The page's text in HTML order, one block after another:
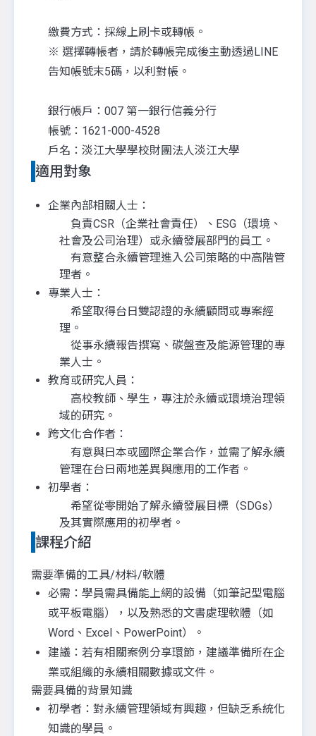
繳費方式：採線上刷卡或轉帳。
※ 選擇轉帳者，請於轉帳完成後主動透過LINE
告知帳號末5碼，以利對帳。
銀行帳戶：007 第一銀行信義分行
帳號：1621-000-4528
戶名：淡江大學學校財團法人淡江大學
適用對象
企業內部相關人士：
負責CSR（企業社會責任）、ESG（環境、
社會及公司治理）或永續發展部門的員工。
有意整合永續管理進入公司策略的中高階管
理者。
專業人士：
希望取得台日雙認證的永續顧問或專案經
理。
從事永續報告撰寫、碳盤查及能源管理的專
業人士。
教育或研究人員：
高校教師、學生，專注於永續或環境治理領
域的研究。
跨文化合作者：
有意與日本或國際企業合作，並需了解永續
管理在台日兩地差異與應用的工作者。
初學者：
希望從零開始了解永續發展目標（SDGs）
及其實際應用的初學者。
課程介紹
需要準備的工具/材料/軟體
必需：學員需具備能上網的設備（如筆記型電腦
或平板電腦），以及熟悉的文書處理軟體（如
Word、Excel、PowerPoint）。
建議：若有相關案例分享環節，建議準備所在企
業或組織的永續相關數據或文件。
需要具備的背景知識
初學者：對永續管理領域有興趣，但缺乏系統化
知識的學員。